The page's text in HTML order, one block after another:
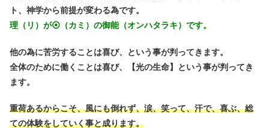
ト、神学から前提が変わる為です。
理（リ）が⦿（カミ）の御能（オンハタラキ）です。
他の為に苦労することは喜び、という事が判ってきます。
全体のために働くことは喜び、【光の生命】という事が判ってき
ます。
重荷あるからこそ、風にも倒れず、涙、笑って、汗で、喜ぶ、総
ての体験をしていく事と成ります。